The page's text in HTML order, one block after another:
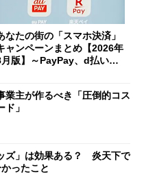
なたの街の「スマホ決済」
ャンペーンまとめ【2026年
版】～PayPay、d払い、a
業主が作るべき「圧倒的コス
」
ズ」は効果ある？ 炎天下で
ったこと